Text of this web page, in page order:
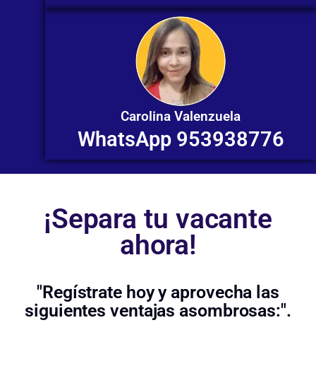
Carolina Valenzuela
WhatsApp 953938776
¡Separa tu vacante
ahora!
"Regístrate hoy y aprovecha las
siguientes ventajas asombrosas:".